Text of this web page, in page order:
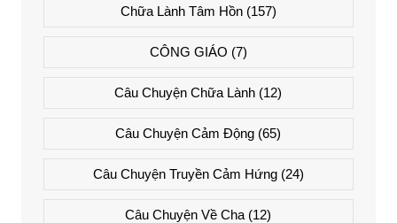
Chữa Lành Tâm Hồn(157)
CÔNG GIÁO (7)
Câu Chuyện Chữa Lành (12)
Câu Chuyện Cảm Động (65)
Câu Chuyện Truyền Cảm Hứng(24)
Câu Chuyện Về Cha (12)